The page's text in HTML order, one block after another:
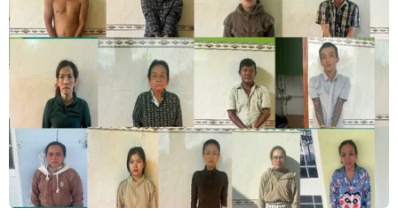
Hoàn lưu bão số 2 tiếp tục gây mưa dông ở
Bắc Bộ và Bắc Trung Bộ
13/08/2022 00:16
Theo dự báo, mưa dông ở khu vực Bắc Bộ và Thanh
Hóa có khả năng kéo dài đến khoảng ngày 16/8 trong
khi Hà Nội tiếp tục có mưa rào và dông, cục bộ có mưa
to.